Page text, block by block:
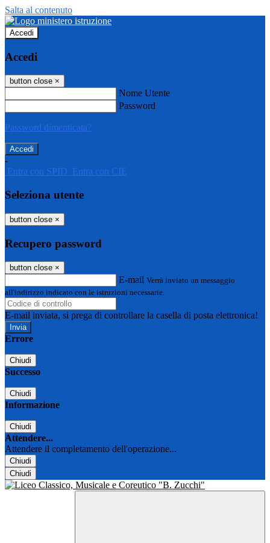
Salta al contenuto
Accedi
Accedi
button close ×
Nome Utente
Password
Password dimenticata?
-
Entra con SPID Entra con CIE
Seleziona utente
button close ×
Recupero password
button close ×
E-mail Verrà inviato un messaggio
all'indirizzo indicato con le istruzioni necessarie.
E-mail inviata, si prega di controllare la casella di posta elettronica!
Errore
Chiudi
Successo
Chiudi
Informazione
Chiudi
Attendere...
Attendere il completamento dell'operazione...
Chiudi
Chiudi